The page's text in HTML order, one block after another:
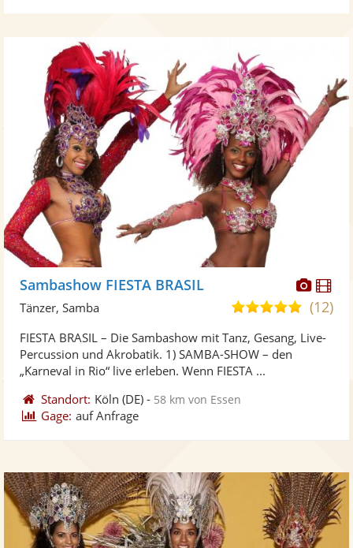
Fotos
Sambashow FIESTA BRASIL
5,0
5
(12)
Tänzer, Samba
FIESTA BRASIL – Die Sambashow mit Tanz, Gesang, Live-
Percussion und Akrobatik. 1) SAMBA-SHOW – den
„Karneval in Rio“ live erleben. Wenn FIESTA ...
Standort: Köln (DE) - 58 km von Essen
Gage: auf Anfrage